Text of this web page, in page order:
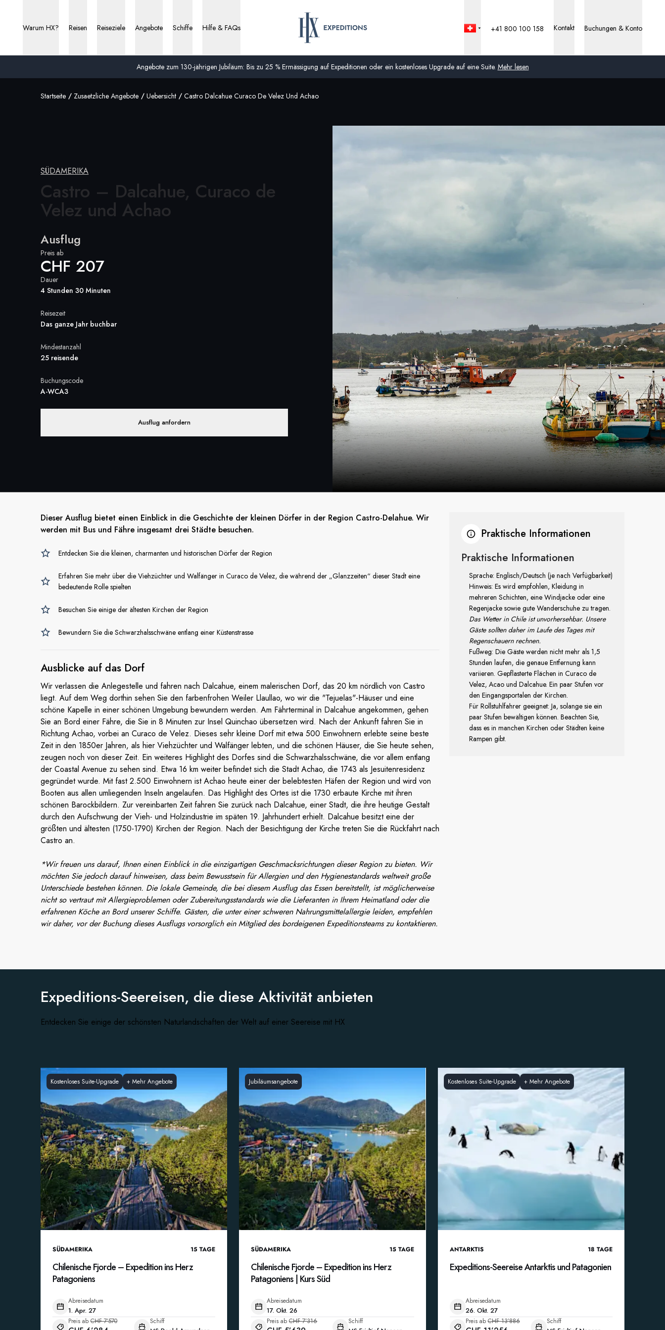
Angebote zum 130-jährigen Jubiläum: Bis zu 25 % Ermässigung auf Expeditionen oder ein kostenloses Upgrade auf eine Suite. Mehr lesen
Warum HX? Reisen Reiseziele Angebote Schiffe Hilfe & FAQs
Wales und Nordirland)
Schweiz
Norwegen
+41 800 100 158 Kontakt Buchungen & Konto
Startseite Zusaetzliche Angebote Uebersicht Castro Dalcahue Curaco De Velez Und Achao
SÜDAMERIKA
Castro – Dalcahue, Curaco de
Velez und Achao
Ausflug
Preis ab
CHF 207
Dauer
4 Stunden 30 Minuten
Reisezeit
Das ganze Jahr buchbar
Mindestanzahl
25 reisende
Buchungscode
A-WCA3
Ausflug anfordern
Dieser Ausflug bietet einen Einblick in die Geschichte der kleinen Dörfer in der Region Castro-Delahue. Wir
werden mit Bus und Fähre insgesamt drei Städte besuchen.
Entdecken Sie die kleinen, charmanten und historischen Dörfer der Region
Erfahren Sie mehr über die Viehzüchter und Walfänger in Curaco de Velez, die während der „Glanzzeiten“ dieser Stadt eine
bedeutende Rolle spielten
Besuchen Sie einige der ältesten Kirchen der Region
Bewundern Sie die Schwarzhalsschwäne entlang einer Küstenstrasse
Ausblicke auf das Dorf
Wir verlassen die Anlegestelle und fahren nach Dalcahue, einem malerischen Dorf, das 20 km nördlich von Castro
liegt. Auf dem Weg dorthin sehen Sie den farbenfrohen Weiler Llaullao, wo wir die "Tejuelas"-Häuser und eine
schöne Kapelle in einer schönen Umgebung bewundern werden. Am Fährterminal in Dalcahue angekommen, gehen
Sie an Bord einer Fähre, die Sie in 8 Minuten zur Insel Quinchao übersetzen wird. Nach der Ankunft fahren Sie in
Richtung Achao, vorbei an Curaco de Velez. Dieses sehr kleine Dorf mit etwa 500 Einwohnern erlebte seine beste
Zeit in den 1850er Jahren, als hier Viehzüchter und Walfänger lebten, und die schönen Häuser, die Sie heute sehen,
zeugen noch von dieser Zeit. Ein weiteres Highlight des Dorfes sind die Schwarzhalsschwäne, die vor allem entlang
der Coastal Avenue zu sehen sind. Etwa 16 km weiter befindet sich die Stadt Achao, die 1743 als Jesuitenresidenz
gegründet wurde. Mit fast 2.500 Einwohnern ist Achao heute einer der belebtesten Häfen der Region und wird von
Booten aus allen umliegenden Inseln angelaufen. Das Highlight des Ortes ist die 1730 erbaute Kirche mit ihren
schönen Barockbildern. Zur vereinbarten Zeit fahren Sie zurück nach Dalcahue, einer Stadt, die ihre heutige Gestalt
durch den Aufschwung der Vieh- und Holzindustrie im späten 19. Jahrhundert erhielt. Dalcahue besitzt eine der
größten und ältesten (1750-1790) Kirchen der Region. Nach der Besichtigung der Kirche treten Sie die Rückfahrt nach
Castro an.
*Wir freuen uns darauf, Ihnen einen Einblick in die einzigartigen Geschmacksrichtungen dieser Region zu bieten. Wir
möchten Sie jedoch darauf hinweisen, dass beim Bewusstsein für Allergien und den Hygienestandards weltweit große
Unterschiede bestehen können. Die lokale Gemeinde, die bei diesem Ausflug das Essen bereitstellt, ist möglicherweise
nicht so vertraut mit Allergieproblemen oder Zubereitungsstandards wie die Lieferanten in Ihrem Heimatland oder die
erfahrenen Köche an Bord unserer Schiffe. Gästen, die unter einer schweren Nahrungsmittelallergie leiden, empfehlen
wir daher, vor der Buchung dieses Ausflugs vorsorglich ein Mitglied des bordeigenen Expeditionsteams zu kontaktieren.
Praktische Informationen
Praktische Informationen
Sprache: Englisch/Deutsch (je nach Verfügbarkeit)
Hinweis: Es wird empfohlen, Kleidung in
mehreren Schichten, eine Windjacke oder eine
Regenjacke sowie gute Wanderschuhe zu tragen.
Das Wetter in Chile ist unvorhersehbar. Unsere
Gäste sollten daher im Laufe des Tages mit
Regenschauern rechnen.
Fußweg: Die Gäste werden nicht mehr als 1,5
Stunden laufen, die genaue Entfernung kann
variieren. Gepflasterte Flächen in Curaco de
Velez, Acao und Dalcahue. Ein paar Stufen vor
den Eingangsportalen der Kirchen.
Für Rollstuhlfahrer geeignet: Ja, solange sie ein
paar Stufen bewältigen können. Beachten Sie,
dass es in manchen Kirchen oder Städten keine
Rampen gibt.
Expeditions-Seereisen, die diese Aktivität anbieten
Entdecken Sie einige der schönsten Naturlandschaften der Welt auf einer Seereise mit HX
Kostenloses Suite-Upgrade + Mehr Angebote
SÜDAMERIKA 15 TAGE
Chilenische Fjorde – Expedition ins Herz
Patagoniens
Abreisedatum
1. Apr. 27
Preis ab CHF 7’570 Schiff
Jubiläumsangebote
SÜDAMERIKA 15 TAGE
Chilenische Fjorde – Expedition ins Herz
Patagoniens | Kurs Süd
Abreisedatum
17. Okt. 26
Preis ab CHF 7’316 Schiff
Kostenloses Suite-Upgrade + Mehr Angebote
ANTARKTIS 18 TAGE
Expeditions-Seereise Antarktis und Patagonien
Abreisedatum
26. Okt. 27
Preis ab CHF 13’886 Schiff